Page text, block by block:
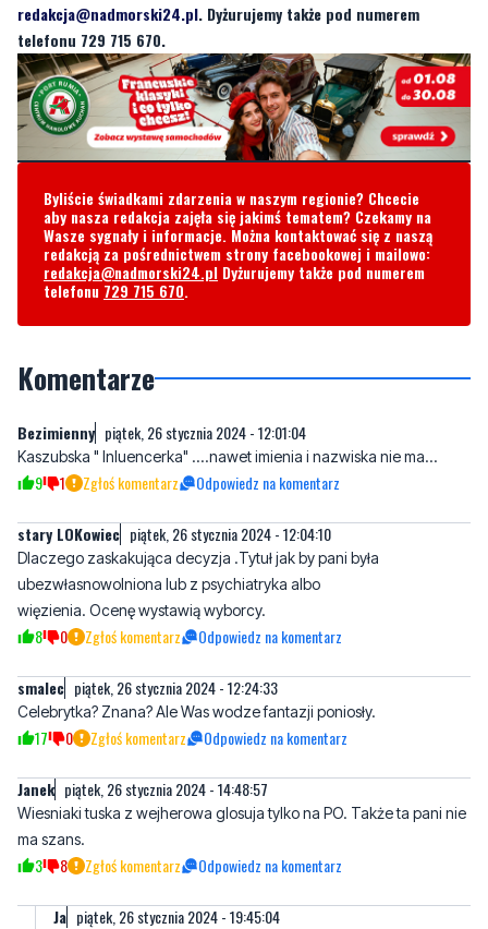
redakcja@nadmorski24.pl. Dyżurujemy także pod numerem
telefonu 729 715 670.
Byliście świadkami zdarzenia w naszym regionie? Chcecie
aby nasza redakcja zajęła się jakimś tematem? Czekamy na
Wasze sygnały i informacje. Można kontaktować się z naszą
redakcją za pośrednictwem strony facebookowej i mailowo:
redakcja@nadmorski24.pl Dyżurujemy także pod numerem
telefonu 729 715 670.
Komentarze
Bezimienny piątek, 26 stycznia 2024 - 12:01:04
Kaszubska " Inluencerka" ....nawet imienia i nazwiska nie ma...
9 1 Zgłoś komentarz Odpowiedz na komentarz
stary LOKowiec piątek, 26 stycznia 2024 - 12:04:10
Dlaczego zaskakująca decyzja .Tytuł jak by pani była
ubezwłasnowolniona lub z psychiatryka albo
więzienia. Ocenę wystawią wyborcy.
8 0 Zgłoś komentarz Odpowiedz na komentarz
smalec piątek, 26 stycznia 2024 - 12:24:33
Celebrytka? Znana? Ale Was wodze fantazji poniosły.
17 0 Zgłoś komentarz Odpowiedz na komentarz
Janek piątek, 26 stycznia 2024 - 14:48:57
Wiesniaki tuska z wejherowa glosuja tylko na PO. Także ta pani nie
ma szans.
3 8 Zgłoś komentarz Odpowiedz na komentarz
Ja piątek, 26 stycznia 2024 - 19:45:04